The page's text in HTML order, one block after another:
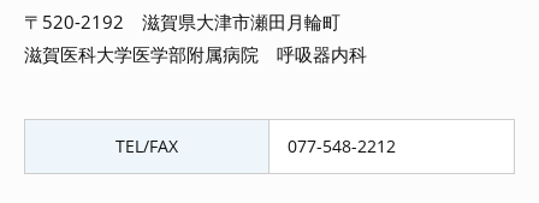
〒520-2192 滋賀県大津市瀬田月輪町
滋賀医科大学医学部附属病院 呼吸器内科
TEL/FAX 077-548-2212